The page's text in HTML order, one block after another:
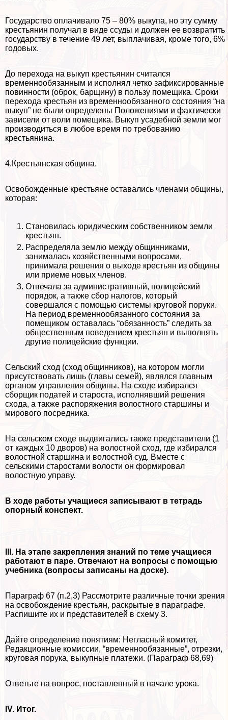
Государство оплачивало 75 – 80% выкупа, но эту сумму
крестьянин получал в виде ссуды и должен ее возвратить
государству в течение 49 лет, выплачивая, кроме того, 6%
годовых.
До перехода на выкуп крестьянин считался
временнообязанным и исполнял четко зафиксированные
повинности (оброк, барщину) в пользу помещика. Сроки
перехода крестьян из временнообязанного состояния “на
выкуп” не были определены Положениями и фактически
зависели от воли помещика. Выкуп усадебной земли мог
производиться в любое время по требованию
крестьянина.
4.Крестьянская община.
Освобожденные крестьяне оставались члeнами общины,
которая:
Становилась юридическим собственником земли
крестьян.
Распределяла землю между общинниками,
занималась хозяйственными вопросами,
принимала решения о выходе крестьян из общины
или приеме новых члeнов.
Отвечала за административный, полицейский
порядок, а также сбор налогов, который
совершался с помощью системы круговой поруки.
На период временнообязанного состояния за
помещиком оставалась “обязанность” следить за
общественным поведением крестьян и выполнять
другие полицейские функции.
Сельский сход (сход общинников), на котором могли
присутствовать лишь (главы семей), являлся главным
органом управления общины. На сходе избирался
сборщик податей и староста, исполнявший решения
схода, а также распоряжения волостного старшины и
мирового посредника.
На сельском сходе выдвигались также представители (1
от каждых 10 дворов) на волостной сход, где избирался
волостной старшина и волостной суд. Вместе с
сельскими старостами волости он формировал
волостную управу.
В ходе работы учащиеся записывают в тетрадь
опopный конспект.
III. На этапе закрепления знаний по теме учащиеся
работают в паре. Отвечают на вопросы с помощью
учебника (вопросы записаны на доске).
Параграф 67 (п.2,3) Рассмотрите различные точки зрения
на освобождение крестьян, раскрытые в параграфе.
Распишите их и представителей в схему 3.
Дайте определение понятиям: Негласный комитет,
Редакционные комиссии, “временнообязанные”, отрезки,
круговая порука, выкупные платежи. (Параграф 68,69)
Ответьте на вопрос, поставленный в начале урока.
IV. Итог.